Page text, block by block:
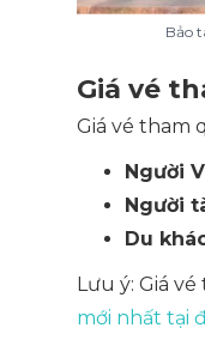
Bảo
Giá vé
Giá vé tham
Người
Người
Du
Lưu ý: Giá
mới nhất tại